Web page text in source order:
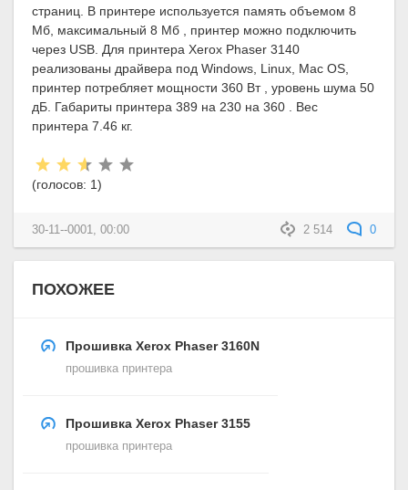
страниц. В принтере используется память объемом 8
Мб, максимальный 8 Мб , принтер можно подключить
через USB. Для принтера Xerox Phaser 3140
реализованы драйвера под Windows, Linux, Mac OS,
принтер потребляет мощности 360 Вт , уровень шума 50
дБ. Габариты принтера 389 на 230 на 360 . Вес
принтера 7.46 кг.
Рейтинг:
(голосов: 1)
2 514 0
30-11--0001, 00:00
ПОХОЖЕЕ
Прошивка Xerox Phaser 3160N
прошивка принтера
Прошивка Xerox Phaser 3155
прошивка принтера